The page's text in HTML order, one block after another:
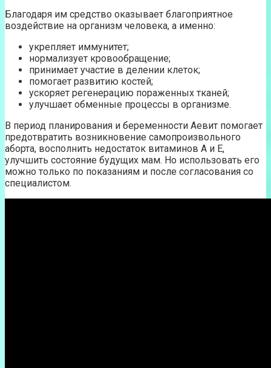
Благодаря им средство оказывает благоприятное
воздействие на организм человека, а именно:
укрепляет иммунитет;
нормализует кровообращение;
принимает участие в делении клеток;
помогает развитию костей;
ускоряет регенерацию пораженных тканей;
улучшает обменные процессы в организме.
В период планирования и беременности Аевит помогает
предотвратить возникновение самопроизвольного
аборта, восполнить недостаток витаминов А и Е,
улучшить состояние будущих мам. Но использовать его
можно только по показаниям и после согласования со
специалистом.